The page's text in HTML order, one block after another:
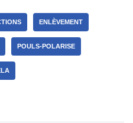
ENLÈVEMENT
POULS-POLARISE